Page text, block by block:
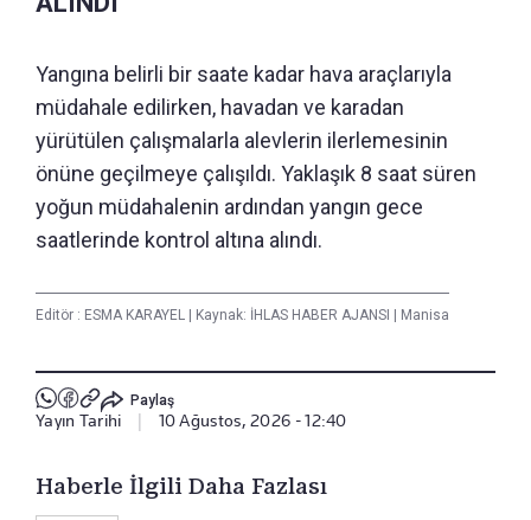
Yangına belirli bir saate kadar hava araçlarıyla
müdahale edilirken, havadan ve karadan
yürütülen çalışmalarla alevlerin ilerlemesinin
önüne geçilmeye çalışıldı. Yaklaşık 8 saat süren
yoğun müdahalenin ardından yangın gece
saatlerinde kontrol altına alındı.
Editör : ESMA KARAYEL Kaynak: İHLAS HABER AJANSI Manisa
Paylaş
Yayın Tarihi 10 Ağustos, 2026 - 12:40
Haberle İlgili Daha Fazlası